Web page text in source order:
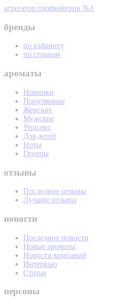
агрегатор парфюмерии №1
бренды
по алфавиту
по странам
ароматы
Новинки
Популярные
Женские
Мужские
Унисекс
Для детей
Ноты
Группы
отзывы
Последние отзывы
Лучшие отзывы
новости
Последние новости
Новые ароматы
Новости компаний
Интервью
Статьи
персоны